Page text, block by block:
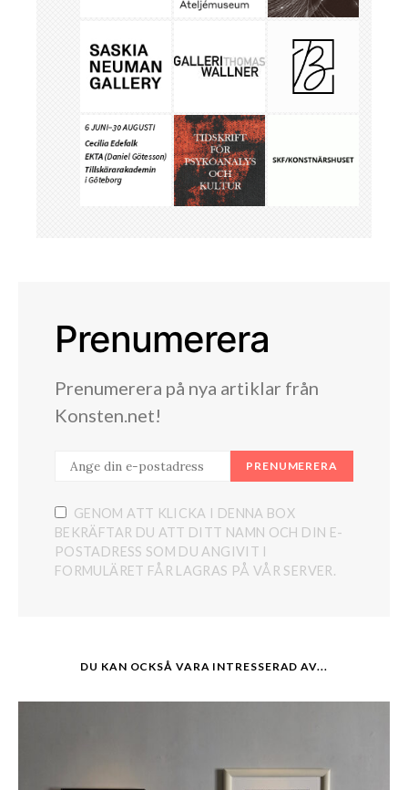
Prenumerera
Prenumerera på nya artiklar från
Konsten.net!
PRENUMERERA
GENOM ATT KLICKA I DENNA BOX
BEKRÄFTAR DU ATT DITT NAMN OCH DIN E-
POSTADRESS SOM DU ANGIVIT I
FORMULÄRET FÅR LAGRAS PÅ VÅR SERVER.
DU KAN OCKSÅ VARA INTRESSERAD AV...